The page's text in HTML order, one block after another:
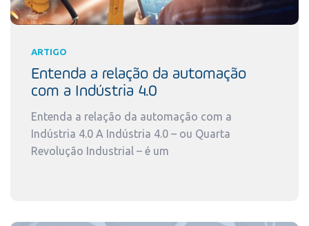
ARTIGO
Entenda a relação da automação
com a Indústria 4.0
Entenda a relação da automação com a
Indústria 4.0 A Indústria 4.0 – ou Quarta
Revolução Industrial – é um